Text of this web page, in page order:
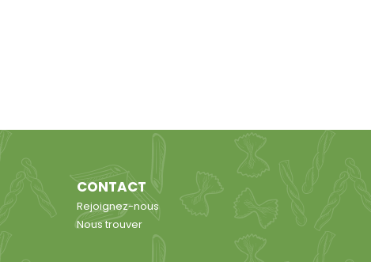
CONTACT
Rejoignez-nous
Nous trouver